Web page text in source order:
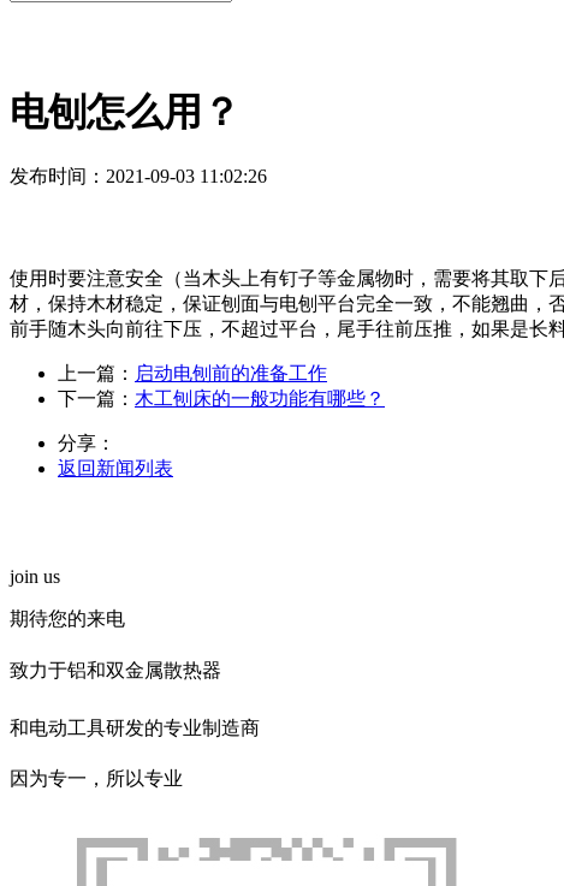
电刨怎么用？
发布时间 ：2021-09-03 11:02:26
使用时要注意安全（当木头上有钉子等金属物时，需要将其取
材，保持木材稳定，保证刨面与电刨平台完全一致，不能翘曲，
前手随木头向前往下压，不超过平台，尾手往前压推，如果是长
上一篇： 启动电刨前的准备工作
下一篇： 木工刨床的一般功能有哪些？
分享：
返回新闻列表
join us
期待您的来电
致力于铝和双金属散热器
和电动工具研发的专业制造商
因为专一，所以专业